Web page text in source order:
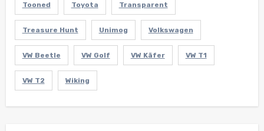
Tooned Toyota Transparent
Treasure Hunt Unimog Volkswagen
VW Beetle VW Golf VW Käfer VW T1
VW T2 Wiking